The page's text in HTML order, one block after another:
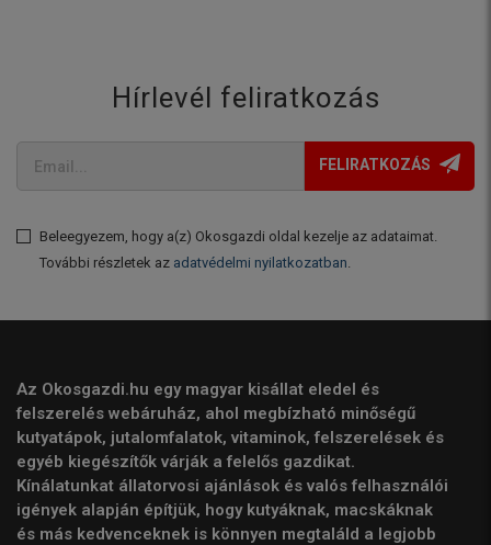
Hírlevél feliratkozás
FELIRATKOZÁS
Beleegyezem, hogy a(z) Okosgazdi oldal kezelje az adataimat.
További részletek az adatvédelmi nyilatkozatban.
Az Okosgazdi.hu egy magyar kisállat eledel és
felszerelés webáruház, ahol megbízható minőségű
kutyatápok, jutalomfalatok, vitaminok, felszerelések és
egyéb kiegészítők várják a felelős gazdikat.
Kínálatunkat állatorvosi ajánlások és valós felhasználói
igények alapján építjük, hogy kutyáknak, macskáknak
és más kedvenceknek is könnyen megtaláld a legjobb